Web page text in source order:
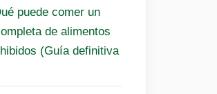
puede comer un
de alimentos
(Guía definitiva